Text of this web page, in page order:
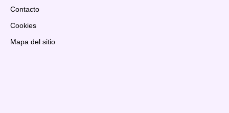
Contacto
Cookies
Mapa del sitio